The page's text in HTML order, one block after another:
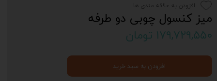
میز کنسول چوبی دو طرفه
۱۷۹,۷۲۹,۵۵۰ تومان
افزودن به سبد خرید
افزودن به علاقه مندی ها